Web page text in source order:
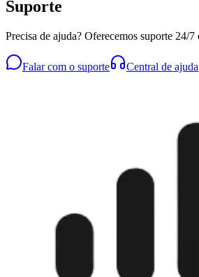
Suporte
Precisa de ajuda? Oferecemos suporte 24/
Falar com o suporte Central de ajuda